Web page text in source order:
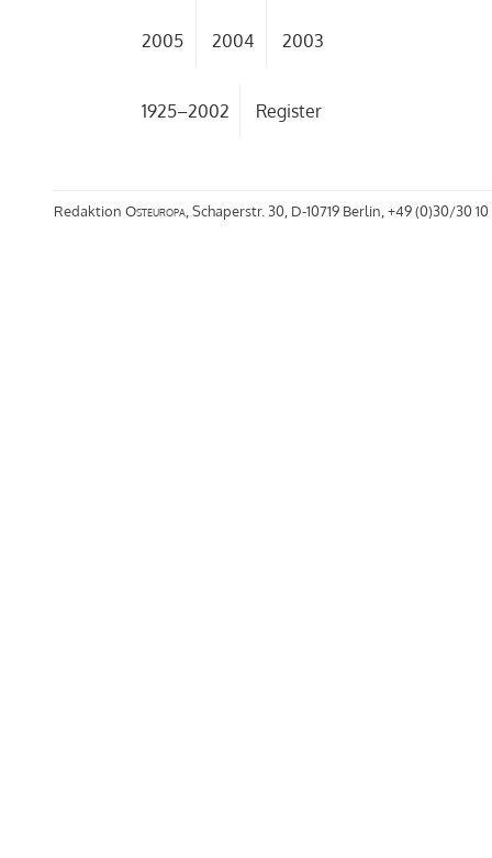
2005 2004 2003
1925–2002 Register
Redaktion Osteuropa , Schaperstr. 30, D-10719 Berlin, +49 (0)30/30